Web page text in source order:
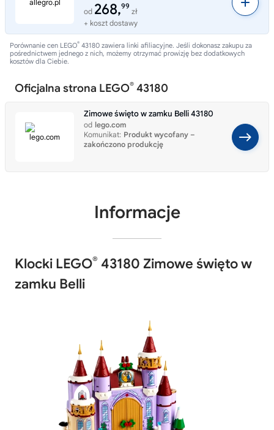
od 268,99
zł
+ koszt dostawy
Porównanie cen LEGO® 43180 zawiera linki afiliacyjne. Jeśli dokonasz zakupu za
pośrednictwem jednego z nich, możemy otrzymać prowizję bez dodatkowych
kosztów dla Ciebie.
Oficjalna strona LEGO® 43180
Zimowe święto w zamku Belli 43180
od lego.com
Komunikat: Produkt wycofany –
zakończono produkcję
Informacje
Klocki LEGO® 43180 Zimowe święto w
zamku Belli